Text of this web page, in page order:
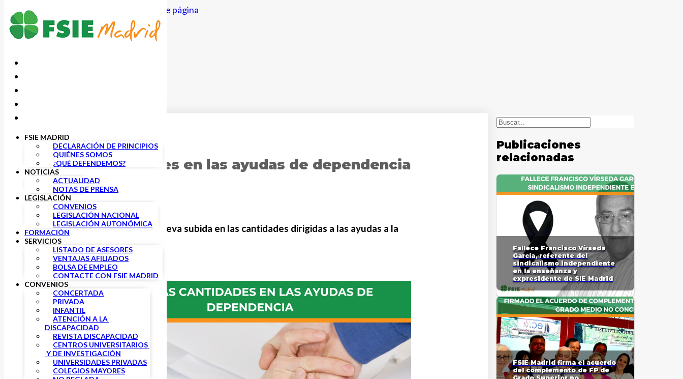
Saltar al contenido principal Saltar al pie de página
FSIE MADRID
DECLARACIÓN DE PRINCIPIOS
QUIÉNES SOMOS
¿QUÉ DEFENDEMOS?
NOTICIAS
ACTUALIDAD
NOTAS DE PRENSA
LEGISLACIÓN
CONVENIOS
LEGISLACIÓN NACIONAL
LEGISLACIÓN AUTONÓMICA
FORMACIÓN
SERVICIOS
LISTADO DE ASESORES
VENTAJAS AFILIADOS
BOLSA DE EMPLEO
CONTACTE CON FSIE MADRID
CONVENIOS
CONCERTADA
PRIVADA
INFANTIL
ATENCIÓN A LA
DISCAPACIDAD
REVISTA DISCAPACIDAD
CENTROS UNIVERSITARIOS
Y DE INVESTIGACIÓN
UNIVERSIDADES PRIVADAS
COLEGIOS MAYORES
8 NOVIEMBRE, 2023
Nuevas cantidades en las ayudas de dependencia
Publicado en el BOE la nueva subida en las cantidades dirigidas a las ayudas a la
Dependencia en el 2024.
Buscar
Publicaciones
relacionadas
Fallece Francisco Vírseda
García, referente del
sindicalismo independiente
en la enseñanza y
expresidente de SIE Madrid
FSIE Madrid firma el acuerdo
del complemento de FP de